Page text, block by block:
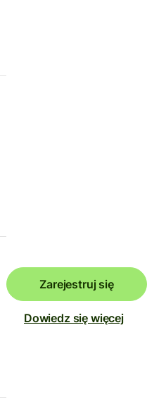
Zarejestruj się
Dowiedz się więcej